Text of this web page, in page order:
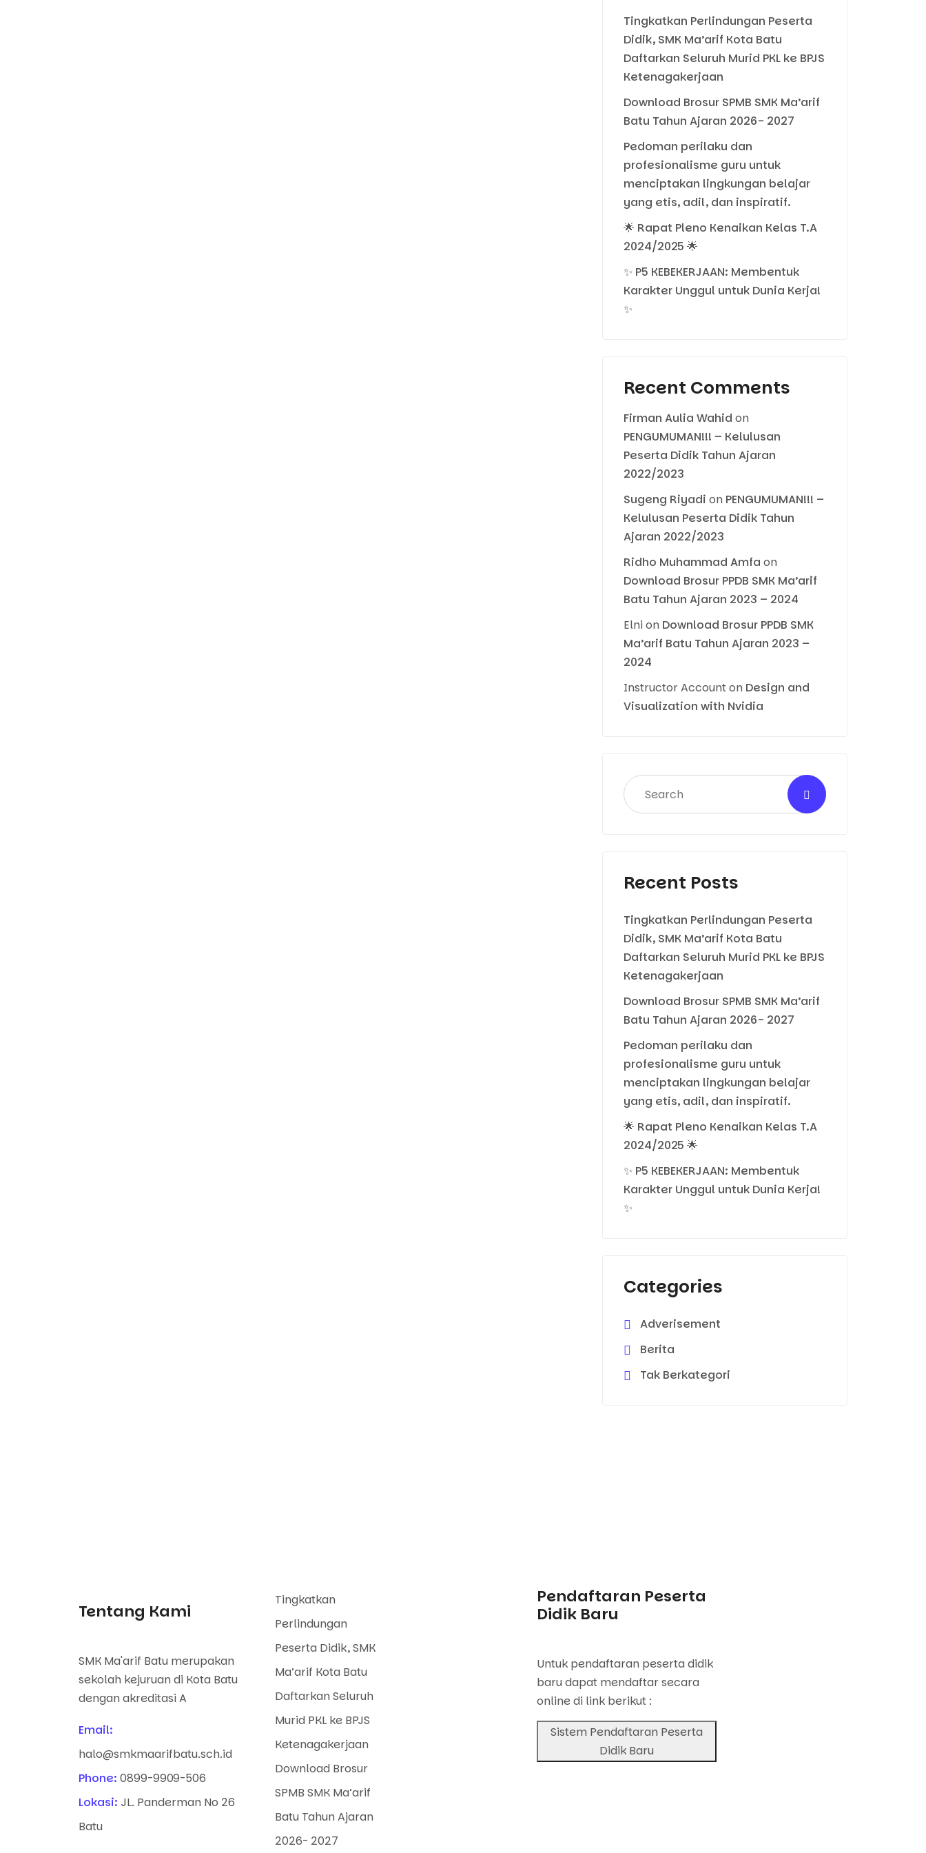
Tingkatkan Perlindungan Peserta
Didik, SMK Ma’arif Kota Batu
Daftarkan Seluruh Murid PKL ke BPJS
Ketenagakerjaan
Download Brosur SPMB SMK Ma’arif
Batu Tahun Ajaran 2026- 2027
Pedoman perilaku dan
profesionalisme guru untuk
menciptakan lingkungan belajar
yang etis, adil, dan inspiratif.
🌟 Rapat Pleno Kenaikan Kelas T.A
2024/2025 🌟
✨ P5 KEBEKERJAAN: Membentuk
Karakter Unggul untuk Dunia Kerja!
✨
Recent Comments
Firman Aulia Wahid on
PENGUMUMAN!!! – Kelulusan
Peserta Didik Tahun Ajaran
2022/2023
Sugeng Riyadi on PENGUMUMAN!!! –
Kelulusan Peserta Didik Tahun
Ajaran 2022/2023
Ridho Muhammad Amfa on
Download Brosur PPDB SMK Ma’arif
Batu Tahun Ajaran 2023 – 2024
Elnion Download Brosur PPDB SMK
Ma’arif Batu Tahun Ajaran 2023 –
2024
Instructor Accounton Design and
Visualization with Nvidia
Recent Posts
Tingkatkan Perlindungan Peserta
Didik, SMK Ma’arif Kota Batu
Daftarkan Seluruh Murid PKL ke BPJS
Ketenagakerjaan
Download Brosur SPMB SMK Ma’arif
Batu Tahun Ajaran 2026- 2027
Pedoman perilaku dan
profesionalisme guru untuk
menciptakan lingkungan belajar
yang etis, adil, dan inspiratif.
🌟 Rapat Pleno Kenaikan Kelas T.A
2024/2025 🌟
✨ P5 KEBEKERJAAN: Membentuk
Karakter Unggul untuk Dunia Kerja!
✨
Categories
Adverisement
Berita
Tak Berkategori
Tentang Kami
SMK Ma'arif Batu merupakan
sekolah kejuruan di Kota Batu
dengan akreditasi A
Email:
halo@smkmaarifbatu.sch.id
Phone: 0899-9909-506
Lokasi: JL. Panderman No 26
Batu
Tingkatkan
Perlindungan
Peserta Didik, SMK
Ma’arif Kota Batu
Daftarkan Seluruh
Murid PKL ke BPJS
Ketenagakerjaan
Download Brosur
SPMB SMK Ma’arif
Batu Tahun Ajaran
2026- 2027
Pendaftaran Peserta
Didik Baru
Untuk pendaftaran peserta didik
baru dapat mendaftar secara
online di link berikut :
Sistem Pendaftaran Peserta
Didik Baru